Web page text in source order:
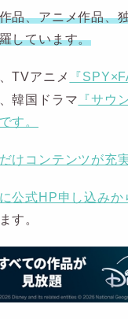
品、アニメ作品、
しています。
TVアニメ 『
、韓国ドラマ 『サウ
す。
けコンテンツが充
公式HP申し込みか
す。